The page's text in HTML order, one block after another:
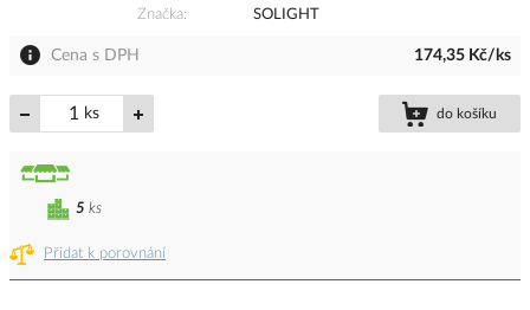
Značka
SOLIGHT
Cena s DPH 174,35 Kč/ks
ks do košíku
Přidat k porovnání
5 ks